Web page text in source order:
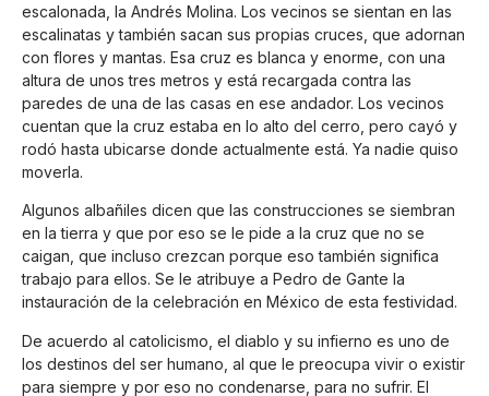
escalonada, la Andrés Molina. Los vecinos se sientan en las
escalinatas y también sacan sus propias cruces, que adornan
con flores y mantas. Esa cruz es blanca y enorme, con una
altura de unos tres metros y está recargada contra las
paredes de una de las casas en ese andador. Los vecinos
cuentan que la cruz estaba en lo alto del cerro, pero cayó y
rodó hasta ubicarse donde actualmente está. Ya nadie quiso
moverla.
Algunos albañiles dicen que las construcciones se siembran
en la tierra y que por eso se le pide a la cruz que no se
caigan, que incluso crezcan porque eso también significa
trabajo para ellos. Se le atribuye a Pedro de Gante la
instauración de la celebración en México de esta festividad.
De acuerdo al catolicismo, el diablo y su infierno es uno de
los destinos del ser humano, al que le preocupa vivir o existir
para siempre y por eso no condenarse, para no sufrir. El